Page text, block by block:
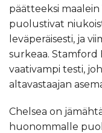
päätteeksi maalein
puolustivat
leväperäisesti, ja
surkeaa.
vaativampi testi,
altavastaajan
Chelsea on
huonommalle